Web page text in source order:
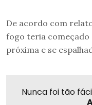
De acordo com
fogo teria começado
próxima e se
Nunca foi tão